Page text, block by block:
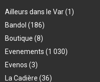
Ailleurs dans le Var(1)
Bandol (186)
Boutique (8)
Evenements (1 030)
Evenos (3)
La Cadière (36)